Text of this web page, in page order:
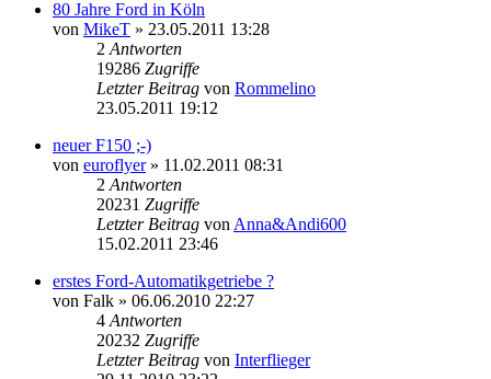
80 Jahre Ford in Köln
von MikeT » 23.05.2011 13:28
2 Antworten
19286 Zugriffe
Letzter Beitrag von Rommelino
23.05.2011 19:12
neuer F150 ;-)
von euroflyer» 11.02.2011 08:31
2 Antworten
20231 Zugriffe
Letzter Beitrag von Anna&Andi600
15.02.2011 23:46
erstes Ford-Automatikgetriebe ?
von Falk » 06.06.2010 22:27
4 Antworten
20232 Zugriffe
Letzter Beitrag von Interflieger